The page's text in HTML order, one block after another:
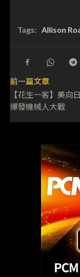
Tags: Allison
前一篇文章
【花生一客】美向
爆發機械人大戰